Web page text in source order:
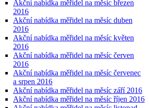
Akční nabídka měřidel na měsíc březen
2016
Akční nabídka měřidel na měsíc duben
2016
Akční nabídka měřidel na měsíc květen
2016
Akční nabídka měřidel na měsíc červen
2016
Akční nabídka měřidel na měsíc červenec
a srpen 2016
Akční nabídka měřidel na měsíc září 2016
Akční nabídka měřidel na měsíc říjen 2016